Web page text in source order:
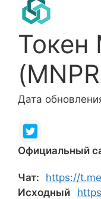
Токен
Дата
Официальный
Чат:
https://
Исходный